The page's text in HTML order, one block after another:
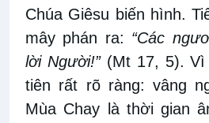
Chúa Giêsu biến hình.
mây phán ra: “Các
lời Người!” (Mt 17, 5).
tiên rất rõ ràng: vâng
Mùa Chay là thời gian